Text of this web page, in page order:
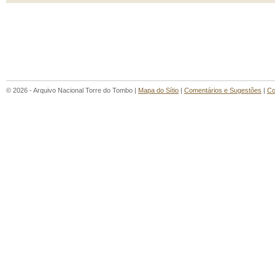
© 2026 - Arquivo Nacional Torre do Tombo | Mapa do Sítio | Comentários e Sugestões |